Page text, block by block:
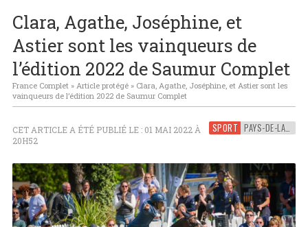
indoor reviennent le 23 Janvier 2027 !
Clara, Agathe, Joséphine, et
Astier sont les vainqueurs de
l’édition 2022 de Saumur Complet
France Complet» Article protégé» Clara, Agathe, Joséphine, et Astier sont les
vainqueurs de l’édition 2022 de Saumur Complet
SPORT PAYS-DE-LA-LOIRE
CET ARTICLE A ÉTÉ PUBLIÉ LE : 01 MAI 2022 À
20H52